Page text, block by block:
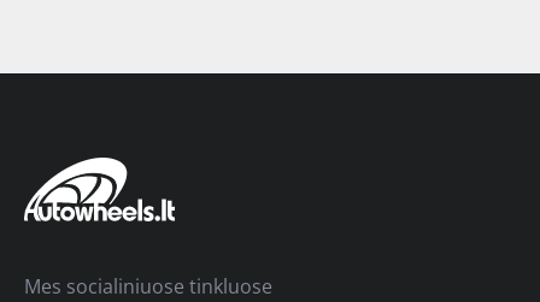
Mes socialiniuose tinkluose